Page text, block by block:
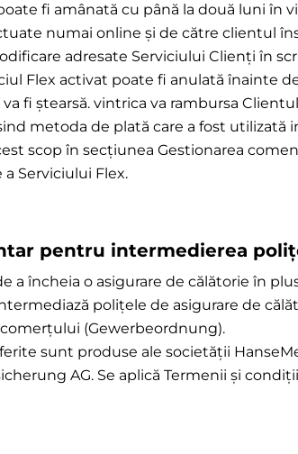
fi amânată cu până la două luni în
numai online și de către clientul
adresate Serviciului Clienți în
Flex activat poate fi anulată înainte
va fi ștearsă. vintrica va rambursa
metoda de plată care a fost
scop în secțiunea Gestionarea
Serviciului Flex.
pentru intermedierea
a încheia o asigurare de călătorie în
polițele de asigurare de
(Gewerbeordnung).
sunt produse ale societății
AG. Se aplică Termenii și